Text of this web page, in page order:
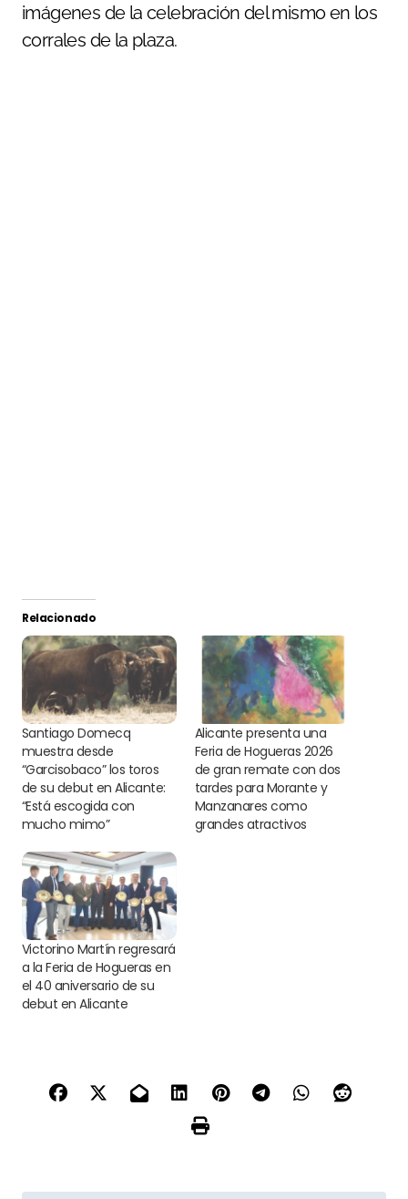
imágenes de la celebración del mismo en los
corrales de la plaza.
Relacionado
Santiago Domecq
muestra desde
“Garcisobaco” los toros
de su debut en Alicante:
“Está escogida con
mucho mimo”
Alicante presenta una
Feria de Hogueras 2026
de gran remate con dos
tardes para Morante y
Manzanares como
grandes atractivos
Victorino Martín regresará
a la Feria de Hogueras en
el 40 aniversario de su
debut en Alicante